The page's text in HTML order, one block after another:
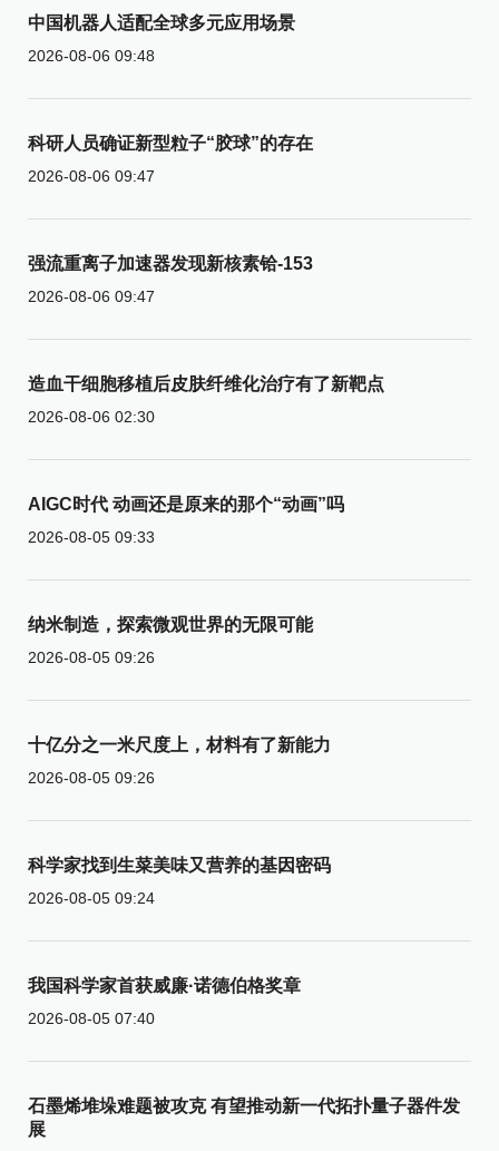
中国机器人适配全球多元应用场景
2026-08-06 09:48
科研人员确证新型粒子“胶球”的存在
2026-08-06 09:47
强流重离子加速器发现新核素铪-153
2026-08-06 09:47
造血干细胞移植后皮肤纤维化治疗有了新靶点
2026-08-06 02:30
AIGC时代 动画还是原来的那个“动画”吗
2026-08-05 09:33
纳米制造，探索微观世界的无限可能
2026-08-05 09:26
十亿分之一米尺度上，材料有了新能力
2026-08-05 09:26
科学家找到生菜美味又营养的基因密码
2026-08-05 09:24
我国科学家首获威廉·诺德伯格奖章
2026-08-05 07:40
石墨烯堆垛难题被攻克 有望推动新一代拓扑量子器件发
展